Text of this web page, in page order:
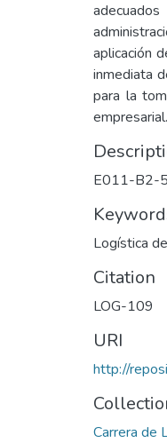
aplicación
inmediata
para la
empresarial.
E011-B2-
Logística
Citation
LOG-109
URI
http://
Carrera de